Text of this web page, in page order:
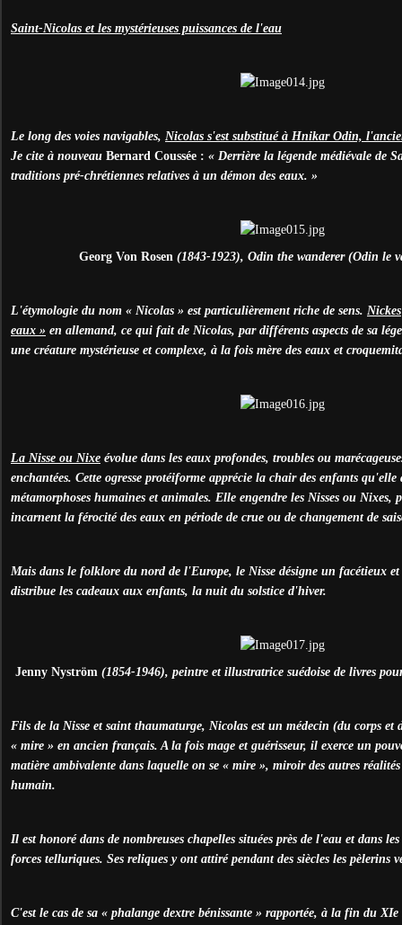
Saint-Nicolas et les mystérieuses puissances de l'eau
Le long des voies navigables, Nicolas s'est substitué à Hnikar Odin,
Je cite à nouveau Bernard Coussée : « Derrière la légende médiévale de
traditions pré-chrétiennes relatives à un démon des eaux. »
Georg Von Rosen (1843-1923), Odin the wanderer (Odin le
L'étymologie du nom « Nicolas » est particulièrement riche de sens. Nickes
eaux » en allemand, ce qui fait de Nicolas, par différents aspects de sa
une créature mystérieuse et complexe, à la fois mère des eaux et
La Nisse ou Nixe évolue dans les eaux profondes, troubles ou
enchantées. Cette ogresse protéiforme apprécie la chair des enfants
métamorphoses humaines et animales. Elle engendre les Nisses ou Nixes,
incarnent la férocité des eaux en période de crue ou de changement de
Mais dans le folklore du nord de l'Europe, le Nisse désigne un facétieux
distribue les cadeaux aux enfants, la nuit du solstice d'hiver.
Jenny Nyström (1854-1946), peintre et illustratrice suédoise de livres
Fils de la Nisse et saint thaumaturge, Nicolas est un médecin (du corps et
« mire » en ancien français. A la fois mage et guérisseur, il exerce un
matière ambivalente dans laquelle on se « mire », miroir des autres réalités
humain.
Il est honoré dans de nombreuses chapelles situées près de l'eau et dans
forces telluriques. Ses reliques y ont attiré pendant des siècles les pèlerins
C'est le cas de sa « phalange dextre bénissante » rapportée, à la fin du